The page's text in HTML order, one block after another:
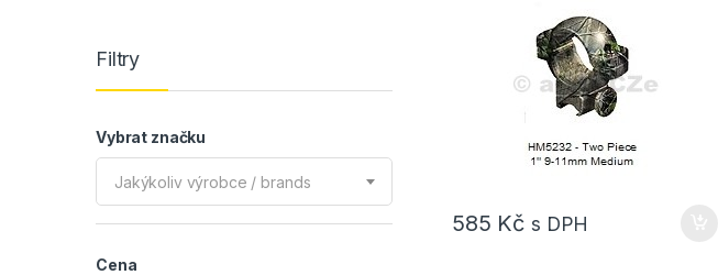
585 Kč s DPH
Filtry
Vybrat značku
Jakýkoliv výrobce / brands
Cena